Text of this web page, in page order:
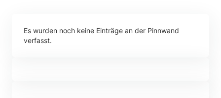
Es wurden noch keine Einträge an der Pinnwand
verfasst.